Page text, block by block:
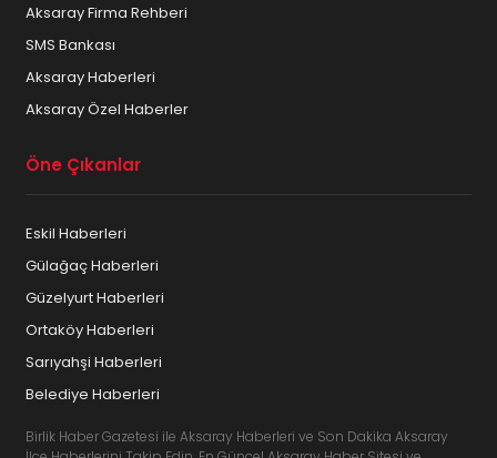
Aksaray Firma Rehberi
SMS Bankası
Aksaray Haberleri
Aksaray Özel Haberler
Öne Çıkanlar
Eskil Haberleri
Gülağaç Haberleri
Güzelyurt Haberleri
Ortaköy Haberleri
Sarıyahşi Haberleri
Belediye Haberleri
Birlik Haber Gazetesi ile Aksaray Haberleri ve Son Dakika Aksaray